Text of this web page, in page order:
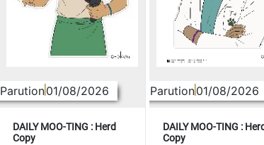
Parution01/08/2026
DAILY MOO-TING : Herd
Copy
Parution01/08/2026
DAILY MOO-TING : Herd
Copy